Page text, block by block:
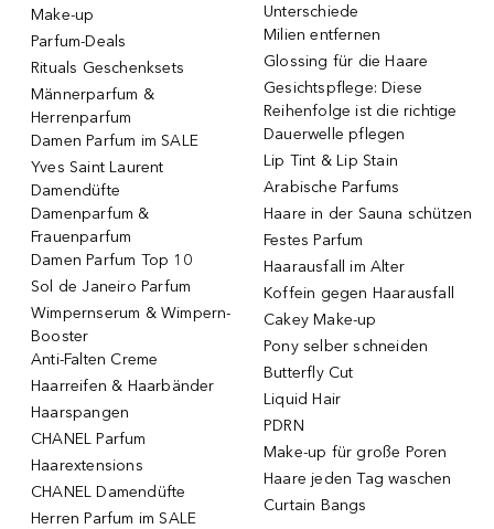
Make-up
Parfum-Deals
Rituals Geschenksets
Männerparfum &
Herrenparfum
Damen Parfum im SALE
Yves Saint Laurent
Damendüfte
Damenparfum &
Frauenparfum
Damen Parfum Top 10
Sol de Janeiro Parfum
Wimpernserum & Wimpern-
Booster
Anti-Falten Creme
Haarreifen & Haarbänder
Haarspangen
CHANEL Parfum
Haarextensions
CHANEL Damendüfte
Herren Parfum im SALE
Unterschiede
Milien entfernen
Glossing für die Haare
Gesichtspflege: Diese
Reihenfolge ist die richtige
Dauerwelle pflegen
Lip Tint & Lip Stain
Arabische Parfums
Haare in der Sauna schützen
Festes Parfum
Haarausfall im Alter
Koffein gegen Haarausfall
Cakey Make-up
Pony selber schneiden
Butterfly Cut
Liquid Hair
PDRN
Make-up für große Poren
Haare jeden Tag waschen
Curtain Bangs